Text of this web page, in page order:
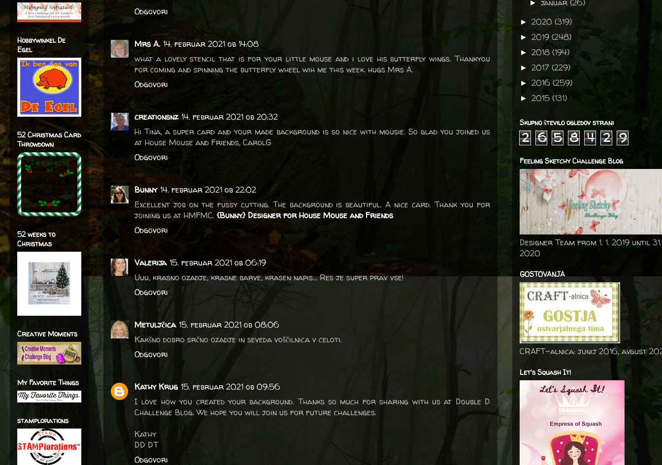
Odgovori
Mrs A. 14. februar 2021 ob 14:08
what a lovely stencil that is for your little mouse and i love his butterfly wings. Thankyou
for coming and spinning the butterfly wheel wih me this week. hugs Mrs A.
Odgovori
creationsnz 14. februar 2021 ob 20:32
Hi Tina, a super card and your made background is so nice with mousie. So glad you joined us
at House Mouse and Friends, CarolG
Odgovori
Bunny 14. februar 2021 ob 22:02
Excellent job on the fussy cutting. The background is beautiful. A nice card. Thank you for
joining us at HMFMC. {Bunny} Designer for House Mouse and Friends
Odgovori
Valerija 15. februar 2021 ob 06:19
Uuu, krasno ozadje, krasne barve, krasen napis... Res je super prav vse!
Odgovori
Metuljčica 15. februar 2021 ob 08:06
Kakšno dobro srčno ozadje in seveda voščilnica v celoti.
Odgovori
Kathy Krug 15. februar 2021 ob 09:56
I love how you created your background. Thanks so much for sharing with us at Double D
Challenge Blog. We hope you will join us for future challenges.
Kathy
DD DT
Odgovori
Hobbywinkel De
Egel
52 Christmas Card
Throwdown
52 weeks to
Christmas
Creative Moments
My Favorite Things
stamplorations
►januar(26)
► 2020 (319)
► 2019 (248)
► 2018 (194)
► 2017 (229)
► 2016 (259)
► 2015 (131)
Skupno število ogledov strani
2 6 5 8 4 2 9
Feeling Sketchy Challenge Blog
Designer Team from 1. 1. 2019 until
2020
GOSTOVANJA
CRAFT-alnica: junij 2016, avgust
Let's Squash It!